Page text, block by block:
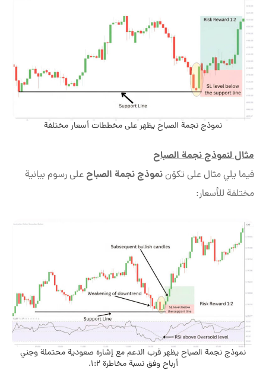
نموذج نجمة الصباح يظهر على مخططات أسعار مختلفة
مثال لنموذج نجمة الصباح
فيما يلي مثال على تكوّننموذج نجمة الصباحعلى رسوم بيانية
مختلفة للأسعار:
نموذج نجمة الصباح يظهر قرب الدعم مع إشارة صعودية محتملة وجني
أرباح وفق نسبة مخاطرة 1:2.